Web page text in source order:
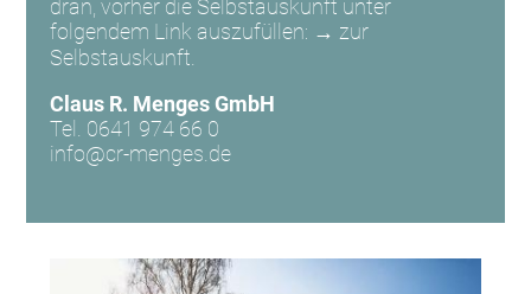
dran, vorher die Selbstauskunft unter
folgendem Link auszufüllen: → zur
Selbstauskunft.
Claus R. Menges GmbH
Tel. 0641 974 66 0
info@cr-menges.de